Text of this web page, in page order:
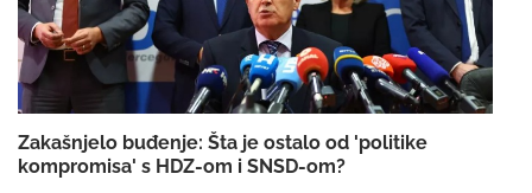
Zakašnjelo buđenje: Šta je ostalo od 'politike
kompromisa' s HDZ-om i SNSD-om?